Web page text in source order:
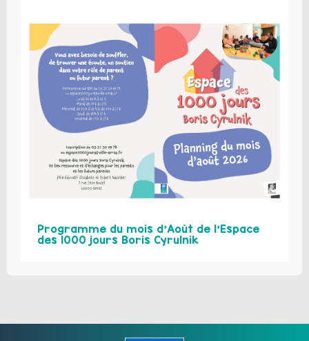
Programme du mois d’Août de l’Espace
des 1000 jours Boris Cyrulnik